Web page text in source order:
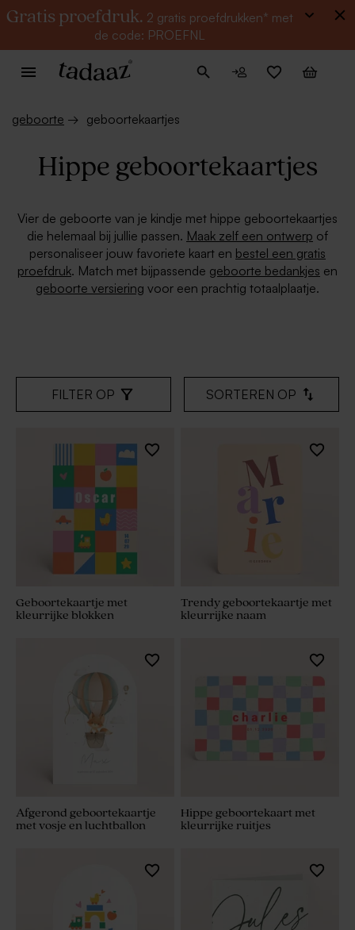
Gratis proefdruk. 2 gratis proefdrukken* met
de code: PROEFNL
geboorte → geboortekaartjes
Hippe geboortekaartjes
Vier de geboorte van je kindje met hippe geboortekaartjes
die helemaal bij jullie passen. Maak zelf een ontwerp of
personaliseer jouw favoriete kaart en bestel een gratis
proefdruk. Match met bijpassende geboorte bedankjes en
geboorte versiering voor een prachtig totaalplaatje.
FILTER OP SORTEREN OP
Geboortekaartje met
kleurrijke blokken
Trendy geboortekaartje met
kleurrijke naam
Afgerond geboortekaartje
met vosje en luchtballon
Hippe geboortekaart met
kleurrijke ruitjes